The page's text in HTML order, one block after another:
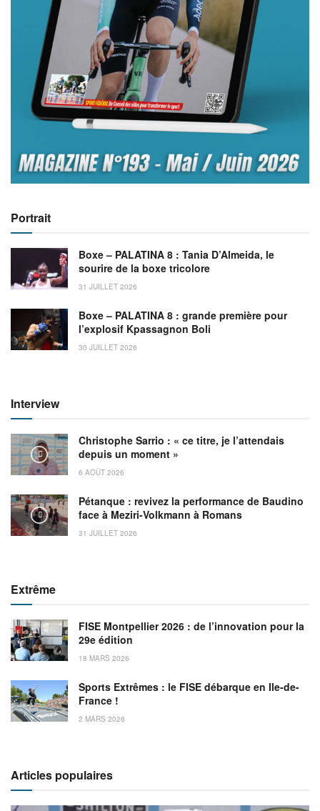
Portrait
Boxe – PALATINA 8 : Tania D’Almeida, le
sourire de la boxe tricolore
31 JUILLET 2026
Boxe – PALATINA 8 : grande première pour
l’explosif Kpassagnon Boli
30 JUILLET 2026
Interview
Christophe Sarrio : « ce titre, je l’attendais
depuis un moment »
6 AOÛT 2026
Pétanque : revivez la performance de Baudino
face à Meziri-Volkmann à Romans
31 JUILLET 2026
Extrême
FISE Montpellier 2026 : de l’innovation pour la
29e édition
18 MARS 2026
Sports Extrêmes : le FISE débarque en Ile-de-
France !
2 MARS 2026
Articles populaires